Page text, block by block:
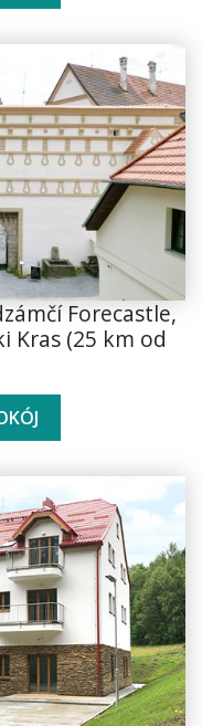
Forecastle,
Kras (25 km od